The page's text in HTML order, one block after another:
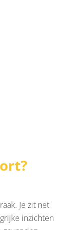
Je zit net
inzichten